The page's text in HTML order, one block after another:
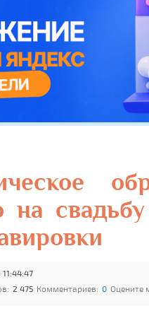
на
2 475 Комментариев: 0 Оцените